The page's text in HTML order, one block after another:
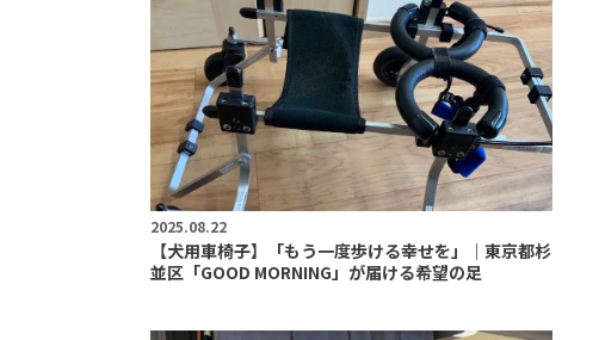
2025.08.22
【犬用車椅子】「もう一度歩ける幸せを」｜東京都杉
並区「GOOD MORNING」が届ける希望の足